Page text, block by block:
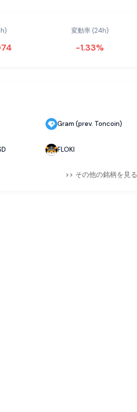
変動率 (24h)
-1.33%
Gram (prev. Toncoin)
FLOKI
>> その他の銘柄を見る